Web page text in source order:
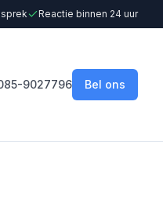
Reactie binnen 24 uur
9027796 Bel ons